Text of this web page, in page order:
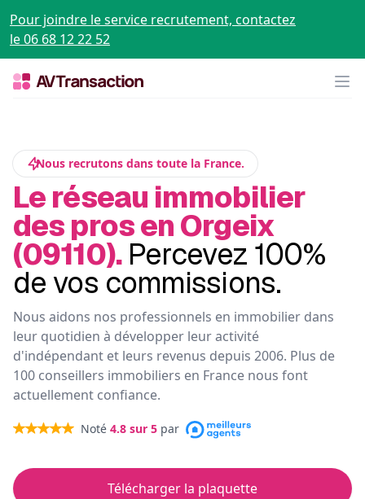
Pour joindre le service recrutement, contactez
le 06 68 12 22 52
Nous recrutons dans toute la France.
Le réseau immobilier
des pros en Orgeix
(09110). Percevez 100%
de vos commissions.
Nous aidons nos professionnels en immobilier dans
leur quotidien à développer leur activité
d'indépendant et leurs revenus depuis 2006. Plus de
100 conseillers immobiliers en France nous font
actuellement confiance.
Noté 4.8 sur 5 par
Télécharger la plaquette